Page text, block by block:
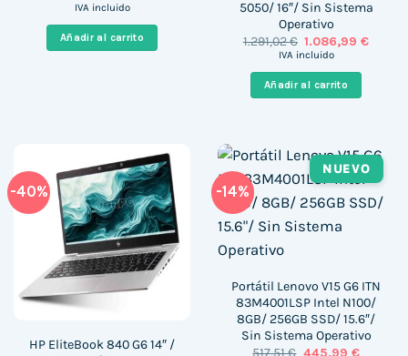
precio
era:
1.399,00 €.
IVA incluido
Añadir al carrito
5050/ 16″/ Sin Sistema
Operativo
1.291,02€ El
precio
era:
1.291,02 €.
1.086,99€El
IVA incluido
Añadir al carrito
-40%
HP EliteBook 840 G6 14″ /
-14%
NUEVO
Portátil Lenovo V15 G6 ITN
83M4001LSP Intel N100/
8GB/ 256GB SSD/ 15.6″/
Sin Sistema Operativo
517,51€ El
445,99 €El